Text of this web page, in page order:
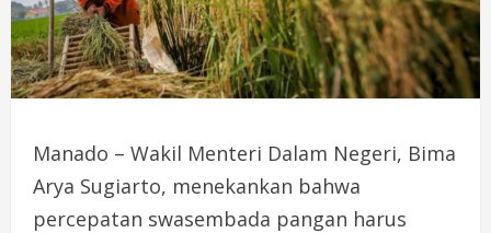
Manado – Wakil Menteri Dalam Negeri, Bima
Arya Sugiarto, menekankan bahwa
percepatan swasembada pangan harus